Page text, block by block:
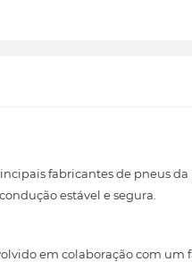
fabricantes de pneus da
estável e segura.
em colaboração com